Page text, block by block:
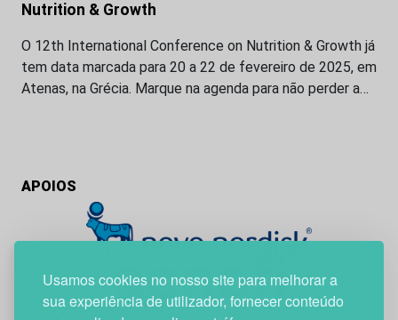
Usamos cookies no nosso site para melhorar a
sua experiência de utilizador, fornecer conteúdo
Nutrition & Growth
O 12th International Conference on Nutrition & Growth já
tem data marcada para 20 a 22 de fevereiro de 2025, em
Atenas, na Grécia. Marque na agenda para não perder a…
APOIOS